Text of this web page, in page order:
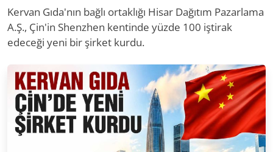
Kervan Gıda'nın bağlı ortaklığı Hisar Dağıtım Pazarlama
A.Ş., Çin'in Shenzhen kentinde yüzde 100 iştirak
edeceği yeni bir şirket kurdu.